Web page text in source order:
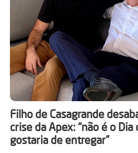
Filho de Casagrande
crise da Apex: “não é o Dia
gostaria de entregar”